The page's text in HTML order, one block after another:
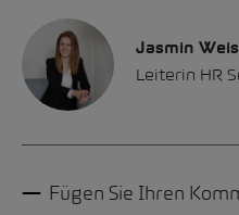
Jasmin
Leiterin HR
Fügen Sie Ihren